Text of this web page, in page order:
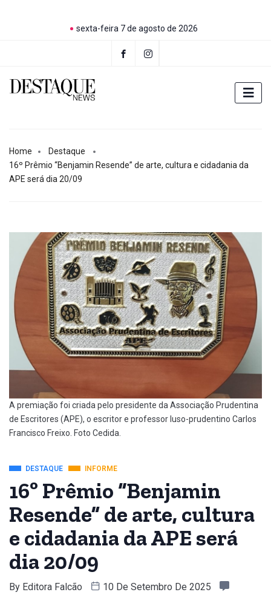
sexta-feira 7 de agosto de 2026
Home
Destaque
16º Prêmio “Benjamin Resende” de arte, cultura e cidadania da
APE será dia 20/09
A premiação foi criada pelo presidente da Associação Prudentina
de Escritores (APE), o escritor e professor luso-prudentino Carlos
Francisco Freixo. Foto Cedida.
DESTAQUE INFORME
16º Prêmio “Benjamin
Resende” de arte, cultura
e cidadania da APE será
dia 20/09
By Editora Falcão
10 De Setembro De 2025